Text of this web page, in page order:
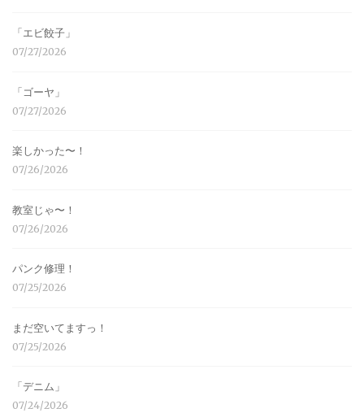
「エビ餃子」
07/27/2026
「ゴーヤ」
07/27/2026
楽しかった〜！
07/26/2026
教室じゃ〜！
07/26/2026
パンク修理！
07/25/2026
まだ空いてますっ！
07/25/2026
「デニム」
07/24/2026